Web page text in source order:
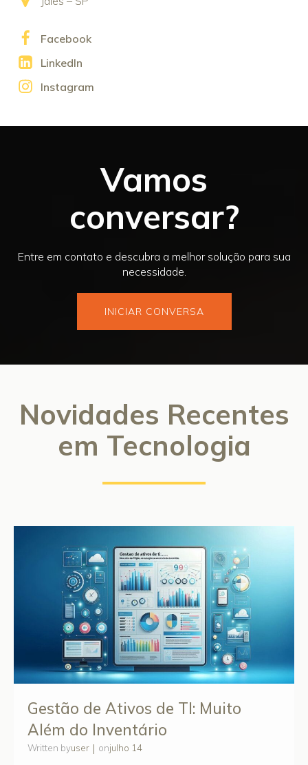
Facebook
LinkedIn
Instagram
Vamos
conversar?
Entre em contato e descubra a melhor solução para sua
necessidade.
INICIAR CONVERSA
Novidades Recentes
em Tecnologia
Gestão de Ativos de TI: Muito
Além do Inventário
Written byuser | onjulho 14